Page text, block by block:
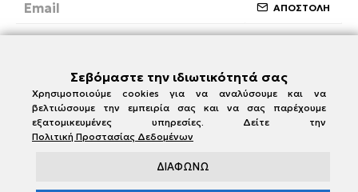
ΑΠΟΣΤΟΛΗ
Σεβόμαστε την ιδιωτικότητά σας
Χρησιμοποιούμε cookies για να αναλύσουμε και να
βελτιώσουμε την εμπειρία σας και να σας παρέχουμε
εξατομικευμένες υπηρεσίες. Δείτε την
Πολιτική Προστασίας Δεδομένων
ΔΙΑΦΩΝΩ